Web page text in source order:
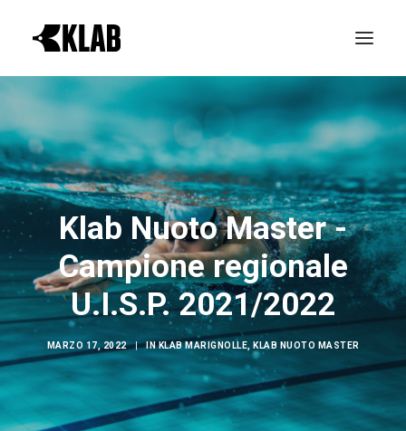
PROVA GRATIS
LE REALTÀ KLAB
ATTIVITÀ
ORARI CORSI
NEWS & EVENTI
CONTATTI
ABBONAMENTI
IT
Klab Nuoto Master -
Campione regionale
U.I.S.P. 2021/2022
MARZO 17, 2022 | INKLAB MARIGNOLLE KLAB NUOTO MASTER